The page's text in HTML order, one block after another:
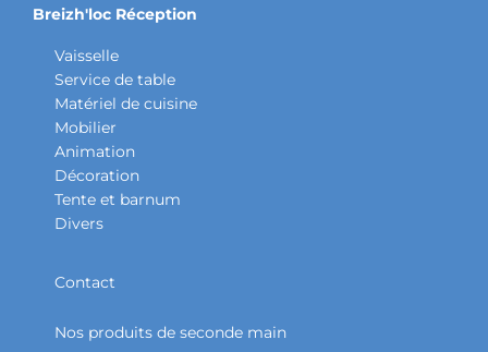
Breizh'loc Réception
Vaisselle
Service de table
Matériel de cuisine
Mobilier
Animation
Décoration
Tente et barnum
Divers
Contact
Nos produits de seconde main